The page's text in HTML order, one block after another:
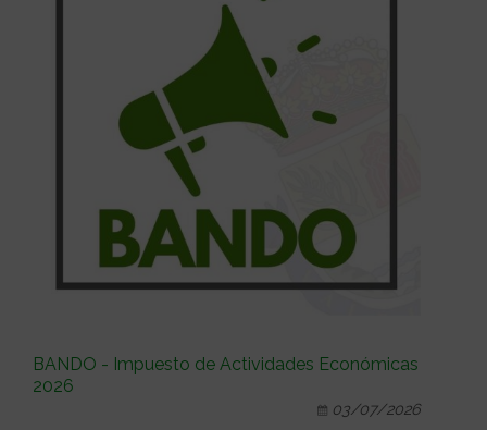
BANDO - Impuesto de Actividades Económicas
2026
03/07/2026